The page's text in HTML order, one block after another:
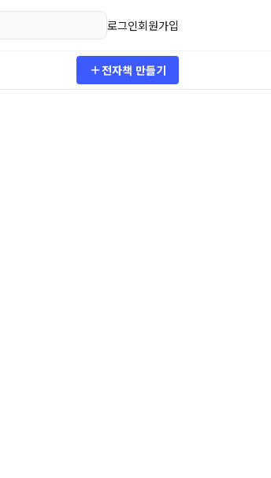
로그인회원가입
전자책 만들기